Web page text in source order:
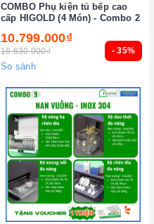
- 35%
COMBO Phụ kiện tủ bếp cao
cấp HIGOLD (4 Món) - Combo 2
10.799.000₫
16.630.000₫
So sánh